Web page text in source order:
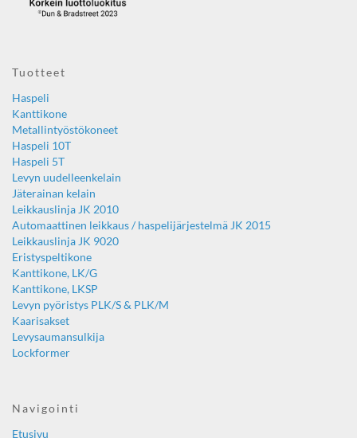
Tuotteet
Haspeli
Kanttikone
Metallintyöstökoneet
Haspeli 10T
Haspeli 5T
Levyn uudelleenkelain
Jäterainan kelain
Leikkauslinja JK 2010
Automaattinen leikkaus / haspelijärjestelmä JK 2015
Leikkauslinja JK 9020
Eristyspeltikone
Kanttikone, LK/G
Kanttikone, LKSP
Levyn pyöristys PLK/S & PLK/M
Kaarisakset
Levysaumansulkija
Lockformer
Navigointi
Etusivu